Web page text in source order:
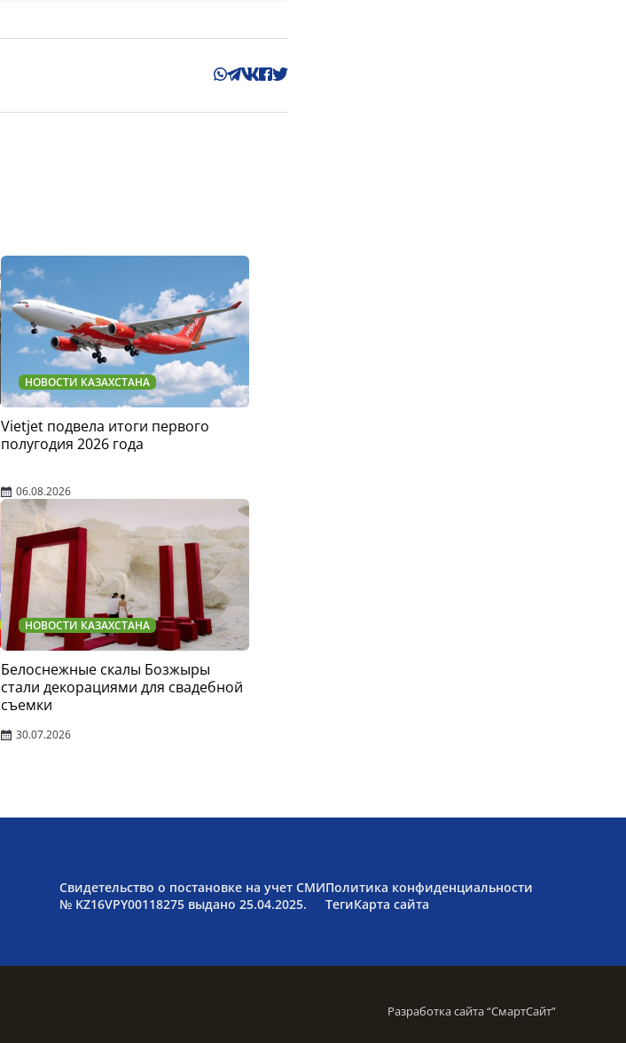
НОВОСТИ КАЗАХСТАНА
Vietjet подвела итоги первого
полугодия 2026 года
06.08.2026
НОВОСТИ КАЗАХСТАНА
Белоснежные скалы Бозжыры
стали декорациями для свадебной
съемки
30.07.2026
Свидетельство о постановке на учет СМИ
№ KZ16VPY00118275 выдано 25.04.2025.
Политика конфиденциальности
ТегиКарта сайта
Разработка сайта “СмартСайт”